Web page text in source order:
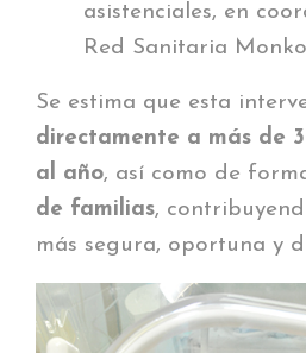
asistenciales, en
Red Sanitaria
Se estima que esta
directamente a más de
al año, así como de
de familias,
más segura, oportuna y